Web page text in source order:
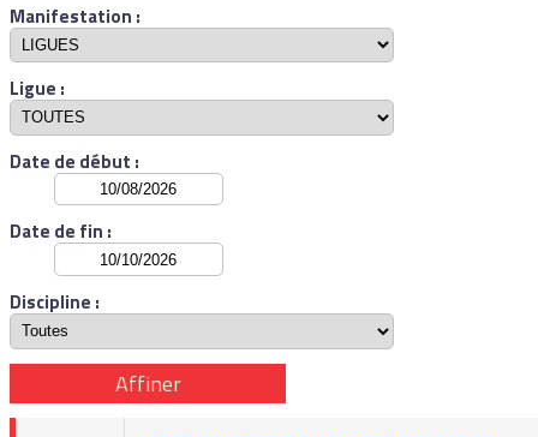
Manifestation :
Ligue :
Date de début :
Date de fin :
Discipline :
Affiner